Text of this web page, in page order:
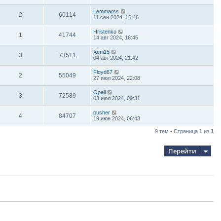
2 60114
Lemmarss
11 сен 2024, 16:46
1 41744
Hristenko
14 авг 2024, 16:45
3 73511
Xeni15
04 авг 2024, 21:42
2 55049
Floyd67
27 июл 2024, 22:08
3 72589
Opell
03 июл 2024, 09:31
4 84707
pusher
19 июн 2024, 06:43
9 тем • Страница 1 из 1
Перейти